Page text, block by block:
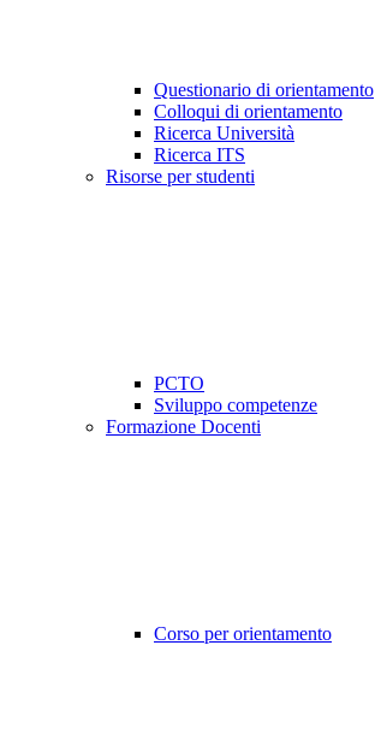
Questionario di orientamento
Colloqui di orientamento
Ricerca Università
Ricerca ITS
Risorse per studenti
PCTO
Sviluppo competenze
Formazione Docenti
Corso per orientamento